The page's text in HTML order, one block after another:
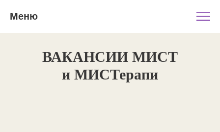
Меню
ВАКАНСИИ МИСТ
и МИСТерапи